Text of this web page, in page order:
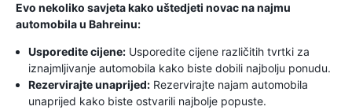
Evo nekoliko savjeta kako uštedjeti novac na najmu
automobila u Bahreinu:
Usporedite cijene: Usporedite cijene različitih tvrtki za
iznajmljivanje automobila kako biste dobili najbolju ponudu.
Rezervirajte unaprijed: Rezervirajte najam automobila
unaprijed kako biste ostvarili najbolje popuste.